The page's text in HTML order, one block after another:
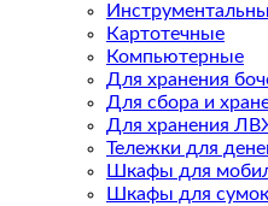
Картотечные
Компьютерные
Для хранения
Для сбора и
Для хранения
Тележки для
Шкафы для
Шкафы для сумок